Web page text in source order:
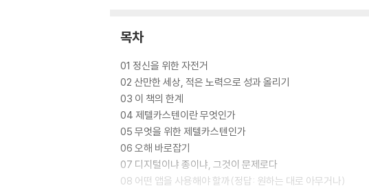
장점이 있지만, 요즘에는 디지털 도구를 이용한 제텔카스텐이
디지털 시대에는 순간적으로 떠오른 아이디어를 기록할 방법
어디서나 접근할 수 있으며, 태그하기, 링크 걸기, 서식 지정하
단한 방법으로 최상의 결과물을 낼 수 있는 다양한 활용법을 중
‘백지 공포증’은 그만! 메모 한 장으로 시작해서 술술 이어지는 글
제텔카스텐의 쓰임새는 다양하다. 전문적으로 글을 쓰는 작가
목차
01 정신을 위한 자전거
02 산만한 세상, 적은 노력으로 성과 올리기
03 이 책의 한계
04 제텔카스텐이란 무엇인가
05 무엇을 위한 제텔카스텐인가
06 오해 바로잡기
07 디지털이냐 종이냐, 그것이 문제로다
08 어떤 앱을 사용해야 할까(정답: 원하는 대로 아무거나)